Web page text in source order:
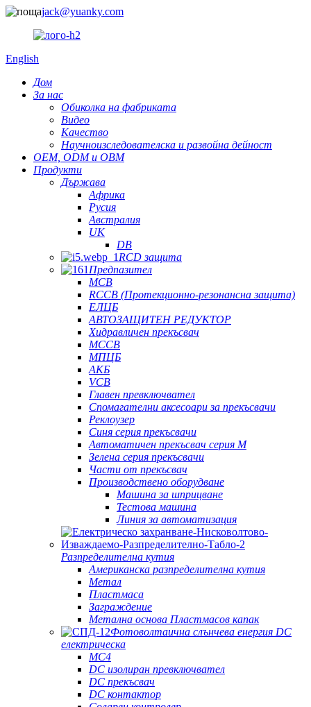
jack@yuanky.com
English
Дом
За нас
Обиколка на фабриката
Видео
Качество
Научноизследователска и развойна дейност
OEM, ODM и OBM
Продукти
Държава
Африка
Русия
Австралия
UK
DB
RCD защита
Предпазител
MCB
RCCB (Протекционно-резонансна защита)
ЕЛЦБ
АВТОЗАЩИТЕН РЕДУКТОР
Хидравличен прекъсвач
MCCB
МПЦБ
АКБ
VCB
Главен превключвател
Спомагателни аксесоари за прекъсвачи
Реклоузер
Синя серия прекъсвачи
Автоматичен прекъсвач серия M
Зелена серия прекъсвачи
Части от прекъсвач
Производствено оборудване
Машина за шприцване
Тестова машина
Линия за автоматизация
Разпределителна кутия
Американска разпределителна кутия
Метал
Пластмаса
Заграждение
Метална основа Пластмасов капак
Фотоволтаична слънчева енергия DC
електрическа
MC4
DC изолиран превключвател
DC прекъсвач
DC контактор